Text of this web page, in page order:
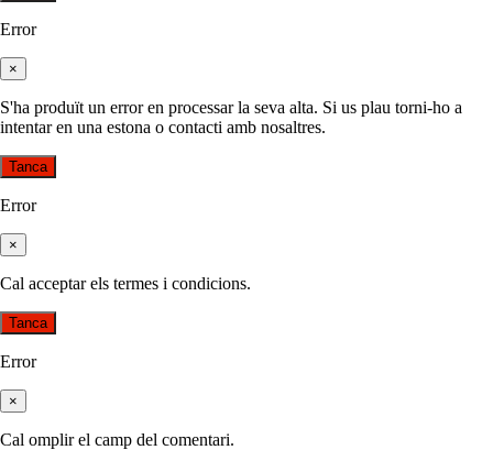
Error
×
S'ha produït un error en processar la seva alta. Si us plau torni-ho a
intentar en una estona o contacti amb nosaltres.
Tanca
Error
×
Cal acceptar els termes i condicions.
Tanca
Error
×
Cal omplir el camp del comentari.